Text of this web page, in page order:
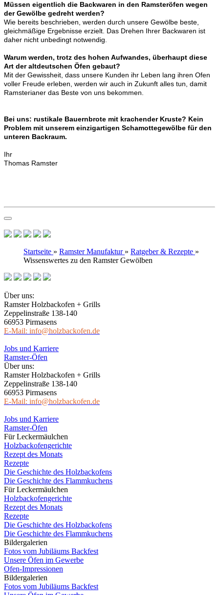
Müssen eigentlich die Backwaren in den Ramsteröfen wegen
der Gewölbe gedreht werden?
Wie bereits beschrieben, werden durch unsere Gewölbe beste,
gleichmäßige Ergebnisse erzielt. Das Drehen Ihrer Backwaren ist
daher nicht unbedingt notwendig.
Warum werden, trotz des hohen Aufwandes, überhaupt diese
Art der altdeutschen Öfen gebaut?
Mit der Gewissheit, dass unsere Kunden ihr Leben lang ihren Ofen
voller Freude erleben, werden wir auch in Zukunft alles tun, damit
Ramsterianer das Beste von uns bekommen.
Bei uns: rustikale Bauernbrote mit krachender Kruste? Kein
Problem mit unserem einzigartigen Schamottegewölbe für den
unteren Backraum.
Ihr
Thomas Ramster
Startseite » Ramster Manufaktur » Ratgeber & Rezepte »
Wissenswertes zu den Ramster Gewölben
Über uns:
Ramster Holzbackofen + Grills
Zeppelinstraße 138-140
66953 Pirmasens
E-Mail: info@holzbackofen.de
Jobs und Karriere
Ramster-Öfen
Über uns:
Ramster Holzbackofen + Grills
Zeppelinstraße 138-140
66953 Pirmasens
E-Mail: info@holzbackofen.de
Jobs und Karriere
Ramster-Öfen
Für Leckermäulchen
Holzbackofengerichte
Rezept des Monats
Rezepte
Die Geschichte des Holzbackofens
Die Geschichte des Flammkuchens
Für Leckermäulchen
Holzbackofengerichte
Rezept des Monats
Rezepte
Die Geschichte des Holzbackofens
Die Geschichte des Flammkuchens
Bildergalerien
Fotos vom Jubiläums Backfest
Unsere Öfen im Gewerbe
Ofen-Impressionen
Bildergalerien
Fotos vom Jubiläums Backfest